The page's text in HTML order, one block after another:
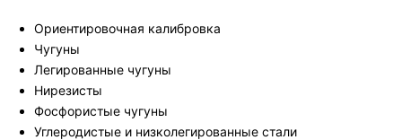
Ориентировочная калибровка
Чугуны
Легированные чугуны
Нирезисты
Фосфористые чугуны
Углеродистые и низколегированные стали